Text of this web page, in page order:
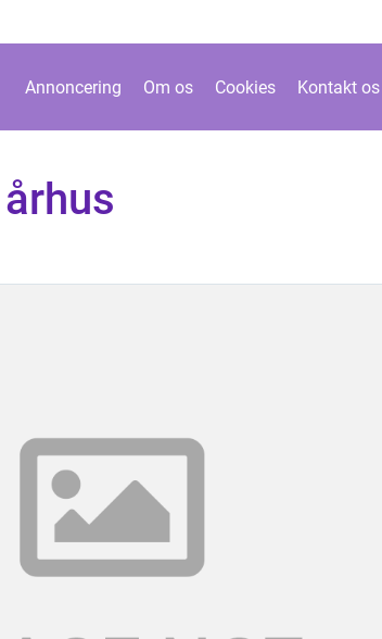
Annoncering Om os Cookies Kontakt os